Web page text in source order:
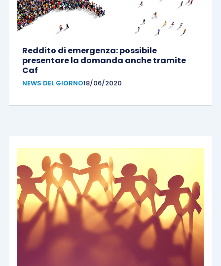
Reddito di emergenza: possibile
presentare la domanda anche tramite
Caf
NEWS DEL GIORNO18/06/2020